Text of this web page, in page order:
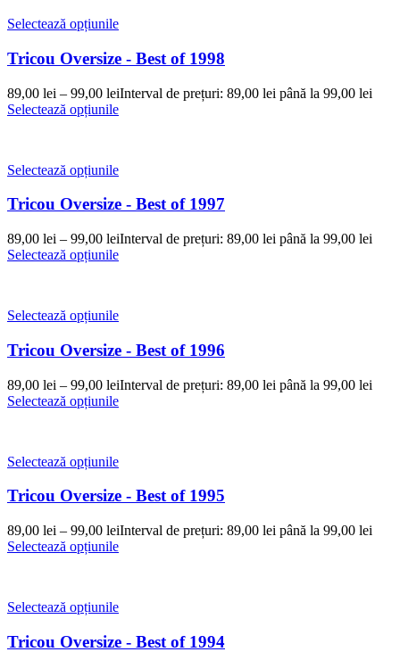
Selectează opțiunile
Tricou Oversize - Best of 1998
89,00 lei – 99,00 leiInterval de prețuri: 89,00 lei până la 99,00 lei
Selectează opțiunile
Selectează opțiunile
Tricou Oversize - Best of 1997
89,00 lei – 99,00 leiInterval de prețuri: 89,00 lei până la 99,00 lei
Selectează opțiunile
Selectează opțiunile
Tricou Oversize - Best of 1996
89,00 lei – 99,00 leiInterval de prețuri: 89,00 lei până la 99,00 lei
Selectează opțiunile
Selectează opțiunile
Tricou Oversize - Best of 1995
89,00 lei – 99,00 leiInterval de prețuri: 89,00 lei până la 99,00 lei
Selectează opțiunile
Selectează opțiunile
Tricou Oversize - Best of 1994